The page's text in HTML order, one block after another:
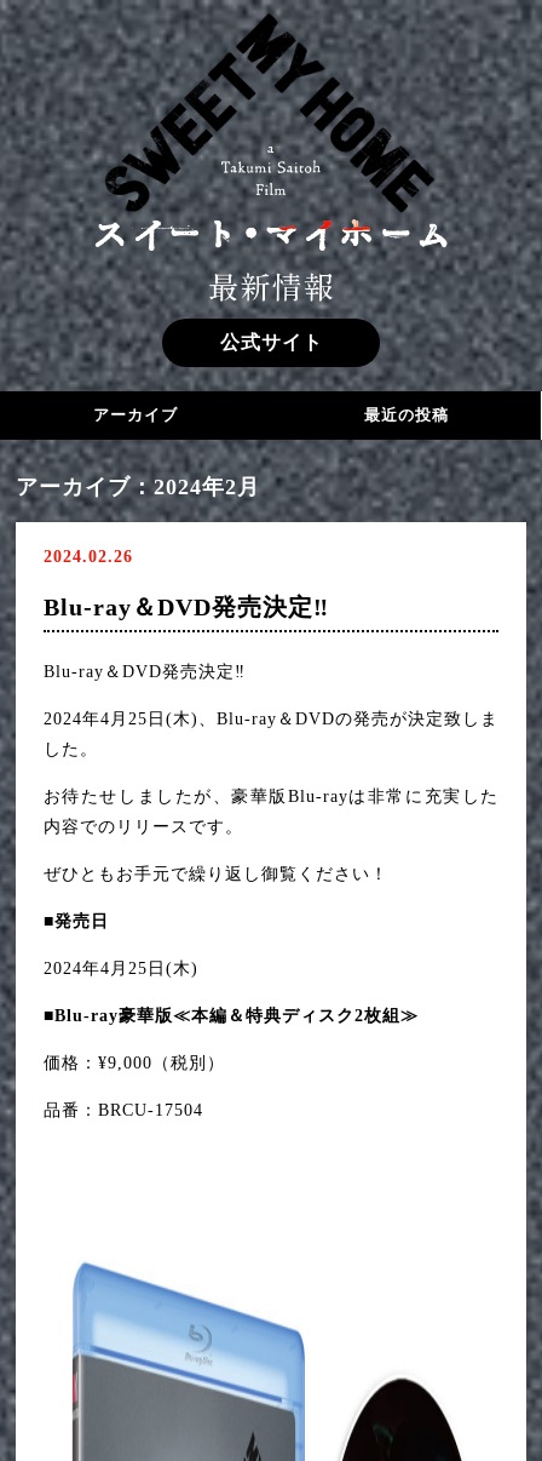
公式サイト
最近の投稿
Blu-ray＆DVD発売決定‼
12月1日(金)『スイート・マイホーム』舞台挨拶開催決定‼
9月22日(金)『スイート・マイホーム』公開御礼イベントレポー
【アーカイブ販売中！】 【映画『スイート・マイホーム』特別
企画】ミッションクリア型お化け屋敷「凶遡 咽び家」ライブツ
アーカイブ
2024年2月
2023年8月
2023年6月
アーカイブ：2024年2月
2024.02.26
Blu-ray＆DVD発売決定‼
Blu-ray＆DVD発売決定‼
2024年4月25日(木)、Blu-ray＆DVDの発売が決定致しま
した。
お待たせしましたが、豪華版Blu-rayは非常に充実した
内容でのリリースです。
ぜひともお手元で繰り返し御覧ください！
■発売日
2024年4月25日(木)
■Blu-ray豪華版≪本編＆特典ディスク2枚組≫
価格：¥9,000（税別）
品番：BRCU-17504